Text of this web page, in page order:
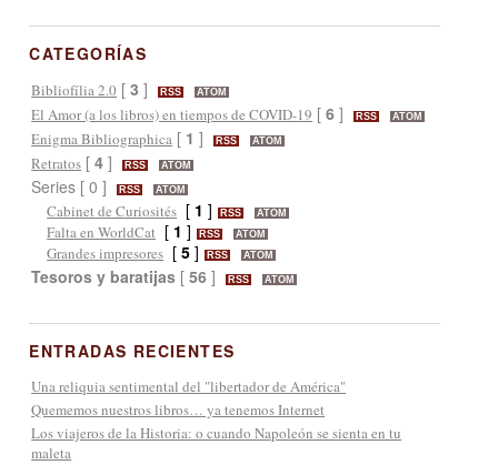
CATEGORÍAS
Bibliofília 2.0 [3 ] RSS ATOM
El Amor (a los libros) en tiempos de COVID-19 [6 ] RSS ATOM
Enigma Bibliographica [ 1 ] RSS ATOM
Retratos [4 ] RSS ATOM
Series [ 0 ] RSS ATOM
Cabinet de Curiosités [ 1 ] RSS ATOM
Falta en WorldCat [ 1 ] RSS ATOM
Grandes impresores [5 ] RSS ATOM
Tesoros y baratijas [56 ] RSS ATOM
ENTRADAS RECIENTES
Una reliquia sentimental del "libertador de América"
Quememos nuestros libros… ya tenemos Internet
Los viajeros de la Historia: o cuando Napoleón se sienta en tu
maleta